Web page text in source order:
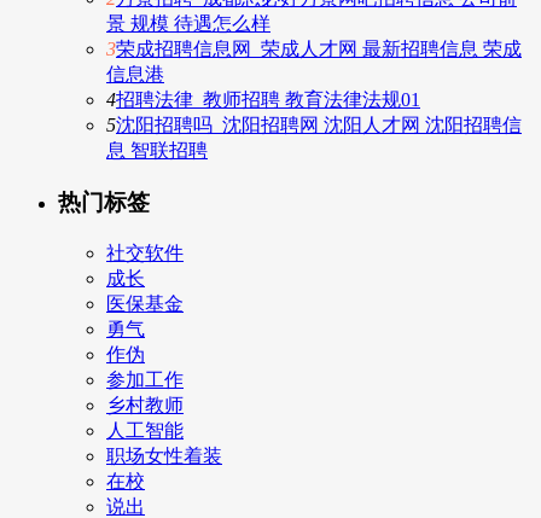
景 规模 待遇怎么样
3荣成招聘信息网_荣成人才网 最新招聘信息 荣成
信息港
4招聘法律_教师招聘 教育法律法规01
5沈阳招聘吗_沈阳招聘网 沈阳人才网 沈阳招聘信
息 智联招聘
热门标签
社交软件
成长
医保基金
勇气
作伪
参加工作
乡村教师
人工智能
职场女性着装
在校
说出